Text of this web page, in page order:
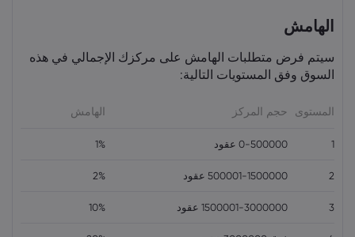
الهامش
سيتم فرض متطلبات الهامش على مركزك الإجمالي في هذه
السوق وفق المستويات التالية:
المستوى حجم المركز الهامش
1 0-500000 عقود 1%
2 500001-1500000 عقود 2%
3 1500001-3000000 عقود 10%